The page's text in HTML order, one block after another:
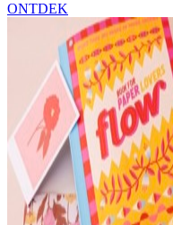
ONTDEK